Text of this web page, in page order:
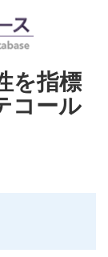
を指標
コール